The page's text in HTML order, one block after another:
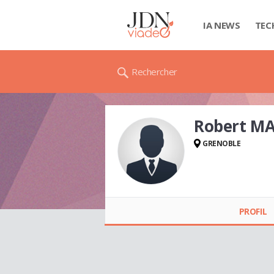
IA NEWS
Rechercher
Robert
GRENOBLE
PROFIL